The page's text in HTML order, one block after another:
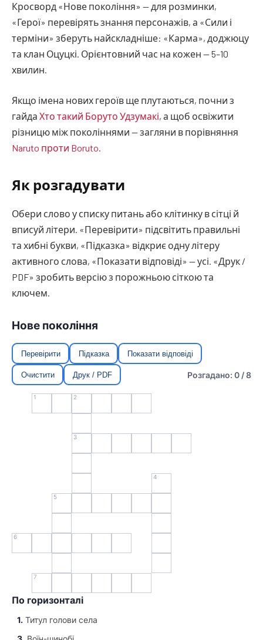
Кросворд «Нове покоління» — для розминки,
«Герої» перевірять знання персонажів, а «Сили і
терміни» зберуть найскладніше: «Карма», доджюцу
та клан Оцуцкі. Орієнтовний час на кожен — 5–10
хвилин.
Якщо імена нових героїв ще плутаються, почни з
гайда Хто такий Боруто Удзумакі, а щоб освіжити
різницю між поколіннями — загляни в порівняння
Naruto проти Boruto.
Як розгадувати
Обери слово у списку питань або клітинку в сітці й
вписуй літери. «Перевірити» підсвітить правильні
та хибні букви, «Підказка» відкриє одну літеру
активного слова, «Показати відповіді» — усі. «Друк /
PDF» зробить версію з порожньою сіткою та
ключем.